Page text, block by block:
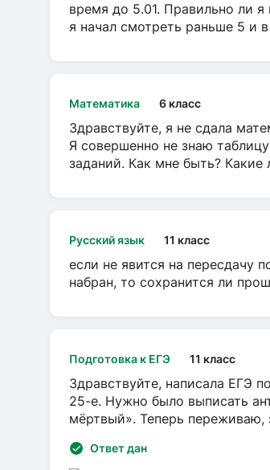
время до 5.01. Правильно ли я
я начал смотреть раньше 5 и в
Математика 6 класс
Здравствуйте, я не сдала
Я совершенно не знаю
заданий. Как мне быть? Какие
Русский язык 11 класс
если не явится на пересдачу
набран, то сохранится ли
Подготовка к ЕГЭ 11 класс
Здравствуйте, написала ЕГЭ
25-е. Нужно было выписать
мёртвый». Теперь переживаю,
Ответ дан